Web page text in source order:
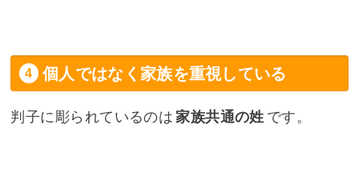
個人ではなく家族を重視している
判子に彫られているのは 家族共通の姓 です。